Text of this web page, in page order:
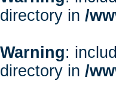
directory in /
Warning:
directory in /